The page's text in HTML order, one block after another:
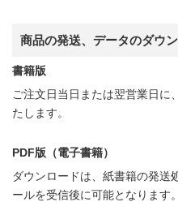
商品の発送、データのダウ
書籍版
ご注文日当日または翌営業日に
たします。
PDF版（電子書籍）
ダウンロードは、紙書籍の発送
ールを受信後に可能となります。